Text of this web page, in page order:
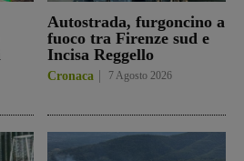
Autostrada, furgoncino a
fuoco tra Firenze sud e
Incisa Reggello
Cronaca 7 Agosto 2026